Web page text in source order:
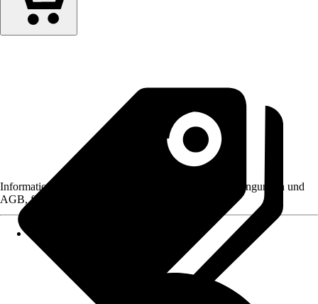
Informationen des Verkäufers, wie z. B. Rückgabebedingungen und
AGB, finden Sie bei Klick auf den Verkäufernamen.